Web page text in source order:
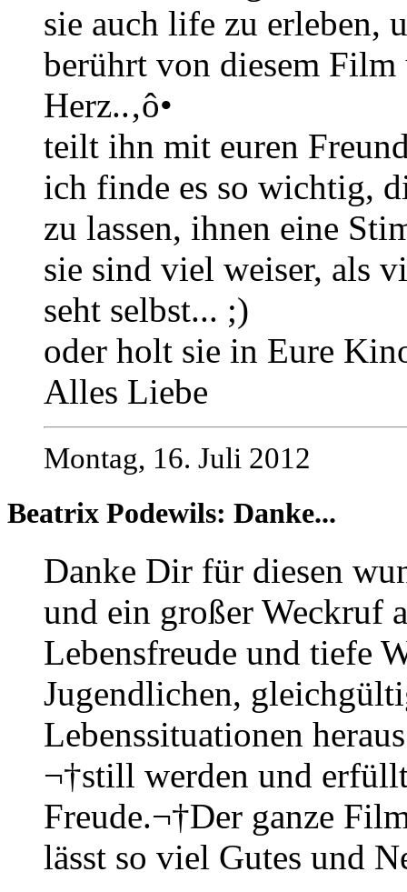
sie auch life zu erleben,
berührt von diesem
Herz..‚ô•
teilt ihn mit euren
ich finde es so wichtig,
zu lassen, ihnen eine
sie sind viel weiser, als
seht selbst... ;)
oder holt sie in Eure
Alles Liebe
Montag, 16. Juli 2012
Beatrix Podewils: Danke...
Danke Dir für diesen
und ein großer Weckruf
Lebensfreude und tiefe
Jugendlichen,
Lebenssituationen
¬†still werden und
Freude.¬†Der ganze
lässt so viel Gutes und